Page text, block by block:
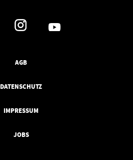
AGB
DATENSCHUTZ
IMPRESSUM
JOBS